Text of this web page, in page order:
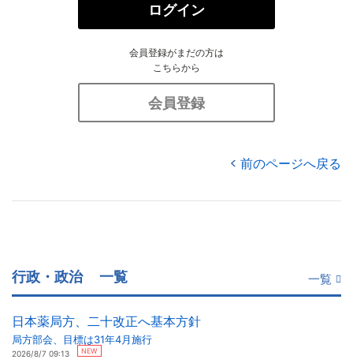
ログイン
会員登録がまだの方は
こちらから
会員登録
前のページへ戻る
行政・政治 一覧 一覧
日本薬局方、二十改正へ基本方針
局方部会、目標は31年4月施行
2026/8/7 09:13 NEW